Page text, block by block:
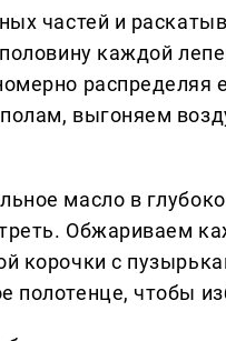
частей и
каждой
распределяя
выгоняем
масло в
Обжариваем
корочки с
полотенце, чтобы